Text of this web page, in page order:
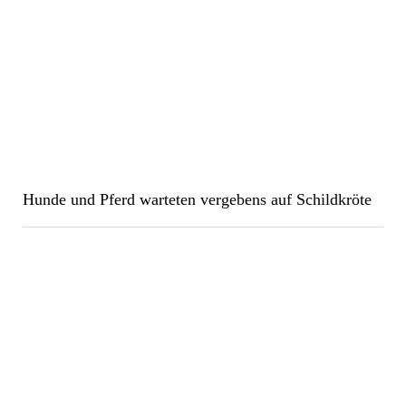
Hunde und Pferd warteten vergebens auf Schildkröte